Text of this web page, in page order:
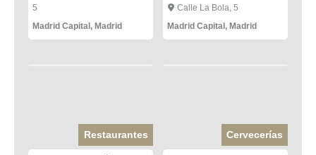
5
Madrid Capital , Madrid
Calle La Bola, 5
Madrid Capital , Madrid
Restaurantes Cervecerías